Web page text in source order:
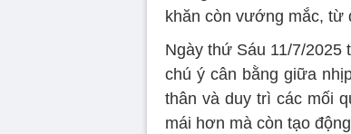
khăn còn vướng mắc, từ
Ngày thứ Sáu 11/7/2025
chú ý cân bằng giữa
thân và duy trì các mối
mái hơn mà còn tạo